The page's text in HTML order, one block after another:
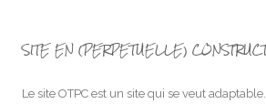
SITE EN (PERPETUELLE)
Le site OTPC est un site qui se veut